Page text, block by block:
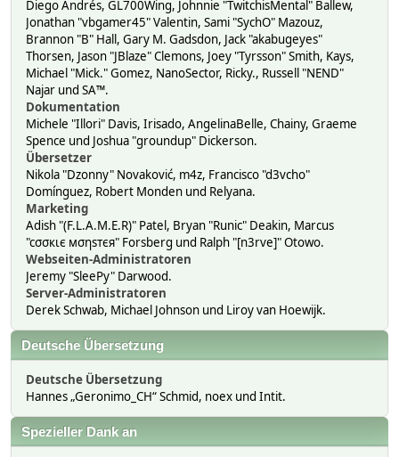
Diego Andrés, GL700Wing, Johnnie "TwitchisMental" Ballew,
Jonathan "vbgamer45" Valentin, Sami "SychO" Mazouz,
Brannon "B" Hall, Gary M. Gadsdon, Jack "akabugeyes"
Thorsen, Jason "JBlaze" Clemons, Joey "Tyrsson" Smith, Kays,
Michael "Mick." Gomez, NanoSector, Ricky., Russell "NEND"
Najar und SA™.
Dokumentation
Michele "Illori" Davis, Irisado, AngelinaBelle, Chainy, Graeme
Spence und Joshua "groundup" Dickerson.
Übersetzer
Nikola "Dzonny" Novaković, m4z, Francisco "d3vcho"
Domínguez, Robert Monden und Relyana.
Marketing
Adish "(F.L.A.M.E.R)" Patel, Bryan "Runic" Deakin, Marcus
"cσσкιє мσηѕтєя" Forsberg und Ralph "[n3rve]" Otowo.
Webseiten-Administratoren
Jeremy "SleePy" Darwood.
Server-Administratoren
Derek Schwab, Michael Johnson und Liroy van Hoewijk.
Deutsche Übersetzung
Deutsche Übersetzung
Hannes „Geronimo_CH“ Schmid, noex und Intit.
Spezieller Dank an